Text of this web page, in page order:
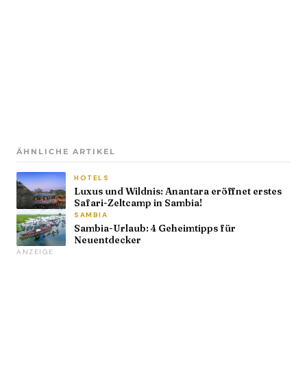
ÄHNLICHE ARTIKEL
HOTELS
Luxus und Wildnis: Anantara eröffnet erstes
Safari-Zeltcamp in Sambia!
SAMBIA
Sambia-Urlaub: 4 Geheimtipps für
Neuentdecker
ANZEIGE